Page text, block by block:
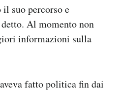
suo percorso e
Al momento non
informazioni sulla
fatto politica fin dai